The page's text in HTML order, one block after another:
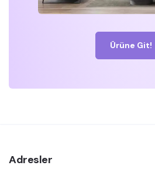
Ürüne Git!
Adresler